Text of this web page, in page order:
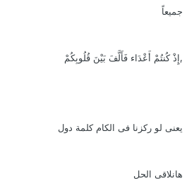
جميعاً
,إِذْ كُنتُمْ أَعْدَاء فَأَلَّفَ بَيْنَ قُلُوبِكُمْ
يعنى لو ركزنا فى الكام كلمة دول
هانلاقى الحل